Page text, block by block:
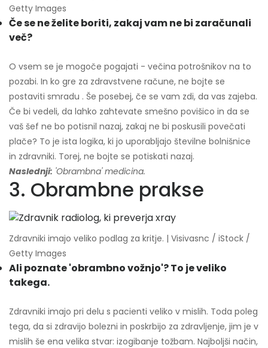
Getty Images
Če se ne želite boriti, zakaj vam ne bi zaračunali
več?
O vsem se je mogoče pogajati - večina potrošnikov na to
pozabi. In ko gre za zdravstvene račune, ne bojte se
postaviti smradu . Še posebej, če se vam zdi, da vas zajeba.
Če bi vedeli, da lahko zahtevate smešno povišico in da se
vaš šef ne bo potisnil nazaj, zakaj ne bi poskusili povečati
plače? To je ista logika, ki jo uporabljajo številne bolnišnice
in zdravniki. Torej, ne bojte se potiskati nazaj.
Naslednji: 'Obrambna' medicina.
3. Obrambne prakse
Zdravniki imajo veliko podlag za kritje. | Visivasnc / iStock /
Getty Images
Ali poznate 'obrambno vožnjo'? To je veliko
takega.
Zdravniki imajo pri delu s pacienti veliko v mislih. Toda poleg
tega, da si zdravijo bolezni in poskrbijo za zdravljenje, jim je v
mislih še ena velika stvar: izogibanje tožbam. Najboljši način,